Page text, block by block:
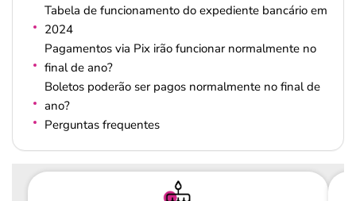
Tabela de funcionamento do expediente bancário em
2024
Pagamentos via Pix irão funcionar normalmente no
final de ano?
Boletos poderão ser pagos normalmente no final de
ano?
Perguntas frequentes